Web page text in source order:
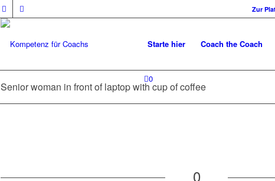
Zur
Starte hier Coach the Coach
0
Senior woman in front of laptop with cup of coffee
0